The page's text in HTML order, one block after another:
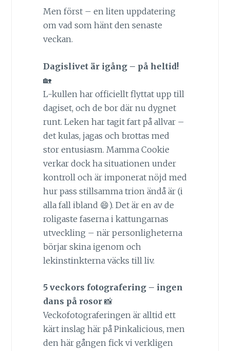
Men först – en liten uppdatering
om vad som hänt den senaste
veckan.
Dagislivet är igång – på heltid!
🏡
L-kullen har officiellt flyttat upp till
dagiset, och de bor där nu dygnet
runt. Leken har tagit fart på allvar –
det kulas, jagas och brottas med
stor entusiasm. Mamma Cookie
verkar dock ha situationen under
kontroll och är imponerat nöjd med
hur pass stillsamma trion ändå är (i
alla fall ibland 😄). Det är en av de
roligaste faserna i kattungarnas
utveckling – när personligheterna
börjar skina igenom och
lekinstinkterna väcks till liv.
5 veckors fotografering – ingen
dans på rosor📸
Veckofotograferingen är alltid ett
kärt inslag här på Pinkalicious, men
den här gången fick vi verkligen